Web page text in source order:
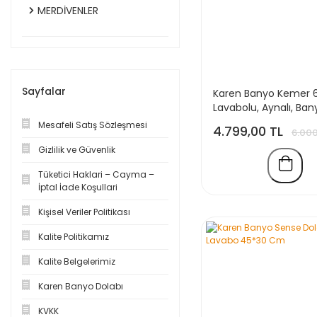
MERDİVENLER
Sayfalar
Mesafeli Satış Sözleşmesi
Gizlilik ve Güvenlik
Tüketici Haklari – Cayma –
İptal İade Koşullari
Kişisel Veriler Politikası
Kalite Politikamız
Kalite Belgelerimiz
Karen Banyo Dolabı
KVKK
Karen Banyo Kemer
Lavabolu, Aynalı,
Dahil
4.799,00 TL